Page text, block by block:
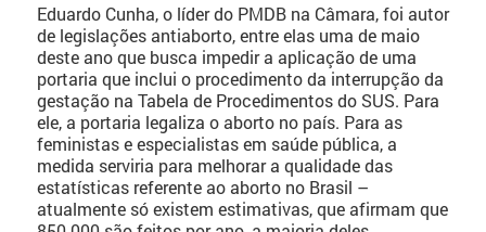
Eduardo Cunha, o líder do PMDB na Câmara, foi autor
de legislações antiaborto, entre elas uma de maio
deste ano que busca impedir a aplicação de uma
portaria que inclui o procedimento da interrupção da
gestação na Tabela de Procedimentos do SUS. Para
ele, a portaria legaliza o aborto no país. Para as
feministas e especialistas em saúde pública, a
medida serviria para melhorar a qualidade das
estatísticas referente ao aborto no Brasil –
atualmente só existem estimativas, que afirmam que